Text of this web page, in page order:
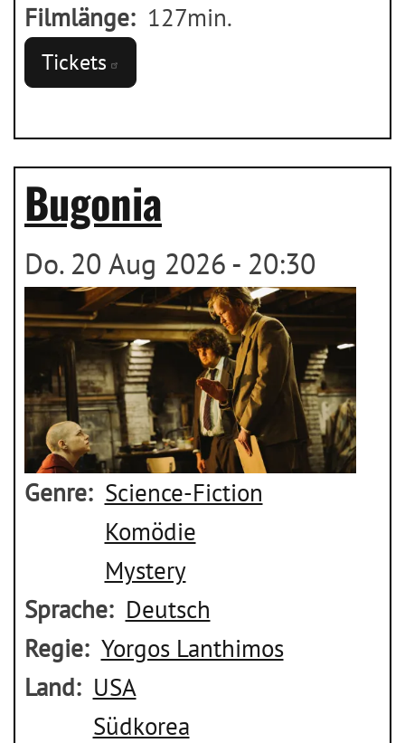
Filmlänge
127min.
Tickets
Bugonia
Do. 20 Aug 2026 - 20:30
Genre
Science-Fiction
Komödie
Mystery
Sprache
Deutsch
Regie Yorgos Lanthimos
Land
USA
Südkorea